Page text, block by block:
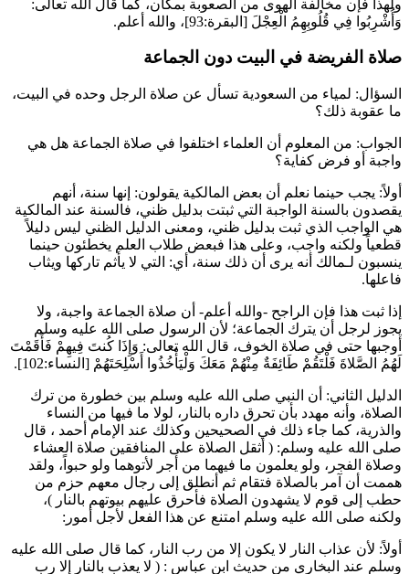
ولهذا فإن مخالفة الهوى من الصعوبة بمكان، كما قال الله تعالى:
وَأُشْرِبُوا فِي قُلُوبِهِمُ الْعِجْلَ [البقرة:93]، والله أعلم.
صلاة الفريضة في البيت دون الجماعة
السؤال: لمياء من السعودية تسأل عن صلاة الرجل وحده في البيت،
ما عقوبة ذلك؟
الجواب: من المعلوم أن العلماء اختلفوا في صلاة الجماعة هل هي
واجبة أو فرض كفاية؟
أولاً: يجب حينما نعلم أن بعض المالكية يقولون: إنها سنة، أنهم
يقصدون بالسنة الواجبة التي ثبتت بدليل ظني، فالسنة عند المالكية
هي الواجب الذي ثبت بدليل ظني، ومعنى الدليل الظني ليس دليلاً
قطعياً ولكنه واجب، وعلى هذا فبعض طلاب العلم يخطئون حينما
ينسبون لـمالك أنه يرى أن ذلك سنة، أي: التي لا يأثم تاركها ويثاب
فاعلها.
إذا ثبت هذا فإن الراجح -والله أعلم- أن صلاة الجماعة واجبة، ولا
يجوز لرجل أن يترك الجماعة؛ لأن الرسول صلى الله عليه وسلم
أوجبها حتى في صلاة الخوف، قال الله تعالى: وَإِذَا كُنتَ فِيهِمْ فَأَقَمْتَ
لَهُمُ الصَّلاةَ فَلْتَقُمْ طَائِفَةٌ مِنْهُمْ مَعَكَ وَلْيَأْخُذُوا أَسْلِحَتَهُمْ [النساء:102].
الدليل الثاني: أن النبي صلى الله عليه وسلم بين خطورة من ترك
الصلاة، وأنه مهدد بأن تحرق داره بالنار، لولا ما فيها من النساء
والذرية، كما جاء ذلك في الصحيحين وكذلك عند الإمام أحمد ، قال
صلى الله عليه وسلم: ( أثقل الصلاة على المنافقين صلاة العشاء
وصلاة الفجر، ولو يعلمون ما فيهما من أجر لأتوهما ولو حبواً، ولقد
هممت أن آمر بالصلاة فتقام ثم أنطلق إلى رجال معهم حزم من
حطب إلى قوم لا يشهدون الصلاة فأحرق عليهم بيوتهم بالنار )،
ولكنه صلى الله عليه وسلم امتنع عن هذا الفعل لأجل أمور:
أولاً: لأن عذاب النار لا يكون إلا من رب النار، كما قال صلى الله عليه
وسلم عند البخاري من حديث ابن عباس : ( لا يعذب بالنار إلا رب